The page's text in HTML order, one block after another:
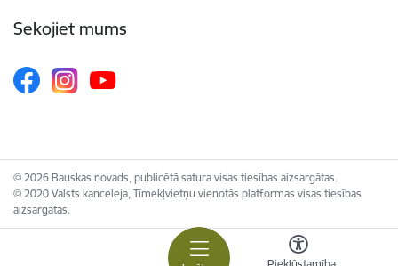
Piekļūstamība
Sekojiet mums
© 2026 Bauskas novads, publicētā satura visas tiesības aizsargātas.
© 2020 Valsts kanceleja, Tīmekļvietņu vienotās platformas visas tiesības
aizsargātas.